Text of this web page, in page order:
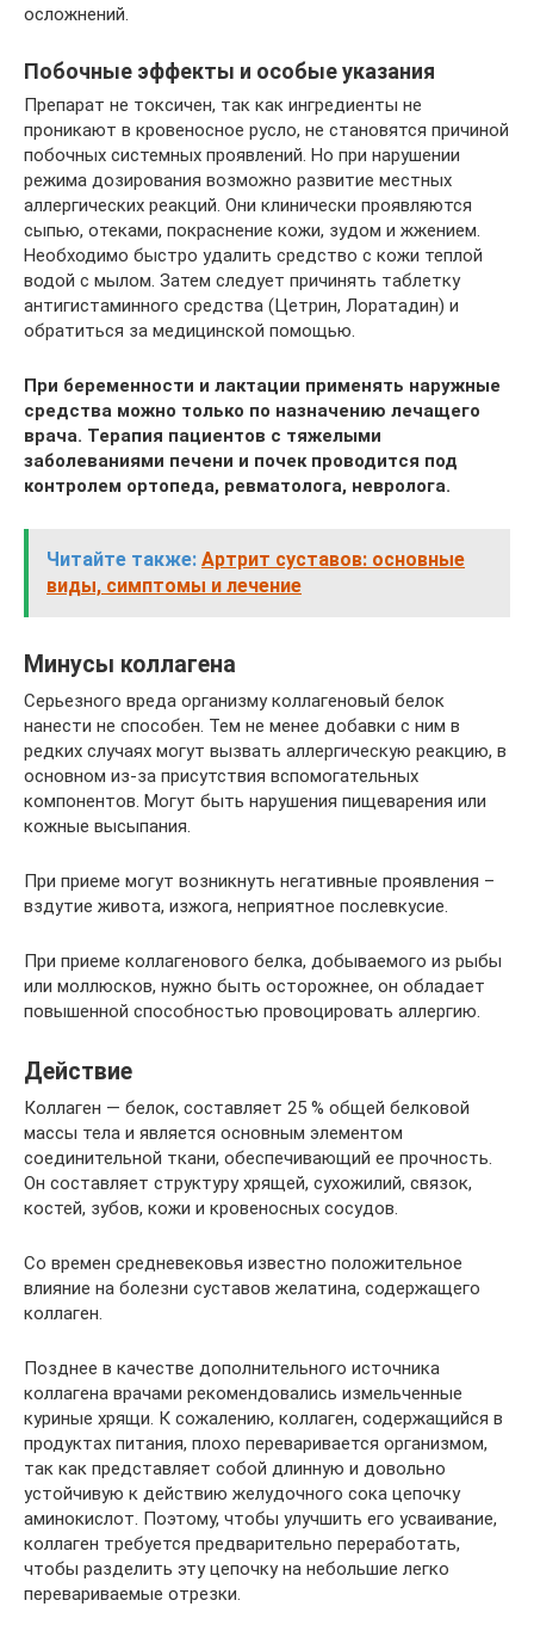
осложнений.
Побочные эффекты и особые указания
Препарат не токсичен, так как ингредиенты не
проникают в кровеносное русло, не становятся причиной
побочных системных проявлений. Но при нарушении
режима дозирования возможно развитие местных
аллергических реакций. Они клинически проявляются
сыпью, отеками, покраснение кожи, зудом и жжением.
Необходимо быстро удалить средство с кожи теплой
водой с мылом. Затем следует причинять таблетку
антигистаминного средства (Цетрин, Лоратадин) и
обратиться за медицинской помощью.
При беременности и лактации применять наружные
средства можно только по назначению лечащего
врача. Терапия пациентов с тяжелыми
заболеваниями печени и почек проводится под
контролем ортопеда, ревматолога, невролога.
Читайте также: Артрит суставов: основные
виды, симптомы и лечение
Минусы коллагена
Серьезного вреда организму коллагеновый белок
нанести не способен. Тем не менее добавки с ним в
редких случаях могут вызвать аллергическую реакцию, в
основном из-за присутствия вспомогательных
компонентов. Могут быть нарушения пищеварения или
кожные высыпания.
При приеме могут возникнуть негативные проявления –
вздутие живота, изжога, неприятное послевкусие.
При приеме коллагенового белка, добываемого из рыбы
или моллюсков, нужно быть осторожнее, он обладает
повышенной способностью провоцировать аллергию.
Действие
Коллаген — белок, составляет 25 % общей белковой
массы тела и является основным элементом
соединительной ткани, обеспечивающий ее прочность.
Он составляет структуру хрящей, сухожилий, связок,
костей, зубов, кожи и кровеносных сосудов.
Со времен средневековья известно положительное
влияние на болезни суставов желатина, содержащего
коллаген.
Позднее в качестве дополнительного источника
коллагена врачами рекомендовались измельченные
куриные хрящи. К сожалению, коллаген, содержащийся в
продуктах питания, плохо переваривается организмом,
так как представляет собой длинную и довольно
устойчивую к действию желудочного сока цепочку
аминокислот. Поэтому, чтобы улучшить его усваивание,
коллаген требуется предварительно переработать,
чтобы разделить эту цепочку на небольшие легко
перевариваемые отрезки.